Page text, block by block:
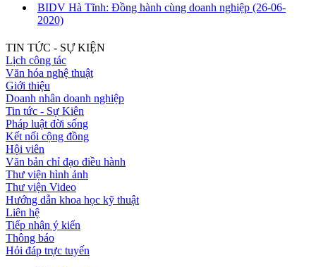
BIDV Hà Tĩnh: Đồng hành cùng doanh nghiệp (26-06-
2020)
TIN TỨC - SỰ KIỆN
Lịch công tác
Văn hóa nghệ thuật
Giới thiệu
Doanh nhân doanh nghiệp
Tin tức - Sự Kiên
Pháp luật đời sống
Kết nối cộng đồng
Hội viên
Văn bản chỉ đạo điều hành
Thư viện hình ảnh
Thư viện Video
Hướng dẫn khoa học kỹ thuật
Liên hệ
Tiếp nhận ý kiến
Thông báo
Hỏi đáp trực tuyến